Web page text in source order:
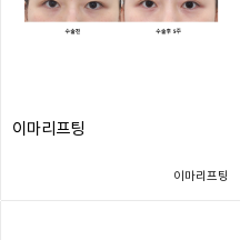
이마리프팅
이마리프팅